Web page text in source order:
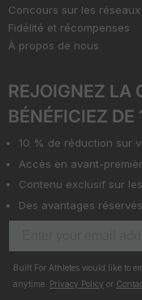
Concours sur les
Fidélité et récompenses
À propos de nous
REJOIGNEZ LA
BÉNÉFICIEZ DE
10 % de réduction sur
Accès en avant-
Contenu exclusif sur
Des avantages
Built For Athletes would like to
anytime. Privacy Policy or